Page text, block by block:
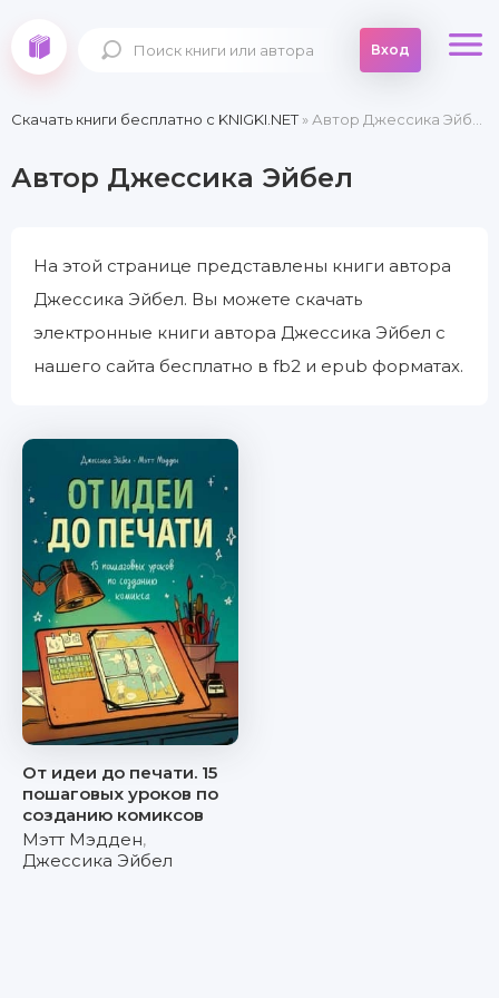
Вход
Скачать книги бесплатно c KNIGKI.NET» Автор Джессика Эйбел
Автор Джессика Эйбел
На этой странице представлены книги автора
Джессика Эйбел. Вы можете скачать
электронные книги автора Джессика Эйбел с
нашего сайта бесплатно в fb2 и epub форматах.
От идеи до печати. 15
пошаговых уроков по
созданию комиксов
Мэтт Мэдден,
Джессика Эйбел